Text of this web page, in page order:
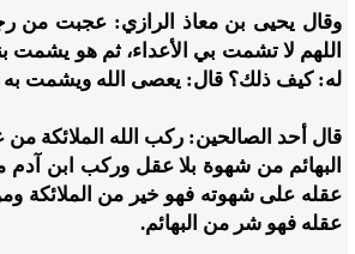
وقال يحيى بن معاذ الرازي: عجبت من
اللهم لا تشمت بي الأعداء، ثم هو يشمت
له: كيف ذلك؟ قال: يعصى الله ويشمت به
قال أحد الصالحين: ركب الله الملائكة
البهائم من شهوة بلا عقل وركب ابن
عقله على شهوته فهو خير من الملائكة
عقله فهو شر من البهائم.